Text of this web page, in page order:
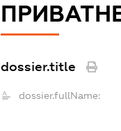
dossier.title
dossier.fullName: